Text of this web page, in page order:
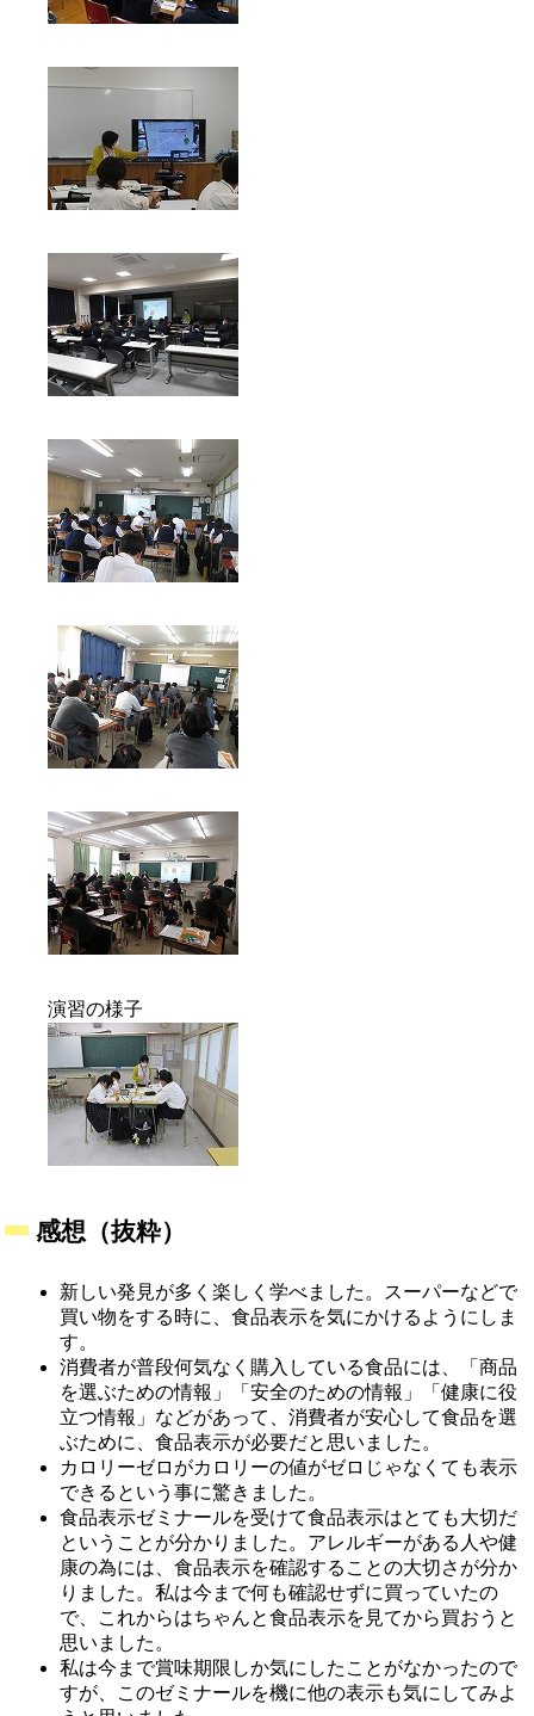
演習の様子
感想（抜粋）
新しい発見が多く楽しく学べました。スーパーなどで
買い物をする時に、食品表示を気にかけるようにしま
す。
消費者が普段何気なく購入している食品には、「商品
を選ぶための情報」「安全のための情報」「健康に役
立つ情報」などがあって、消費者が安心して食品を選
ぶために、食品表示が必要だと思いました。
カロリーゼロがカロリーの値がゼロじゃなくても表示
できるという事に驚きました。
食品表示ゼミナールを受けて食品表示はとても大切だ
ということが分かりました。アレルギーがある人や健
康の為には、食品表示を確認することの大切さが分か
りました。私は今まで何も確認せずに買っていたの
で、これからはちゃんと食品表示を見てから買おうと
思いました。
私は今まで賞味期限しか気にしたことがなかったので
すが、このゼミナールを機に他の表示も気にしてみよ